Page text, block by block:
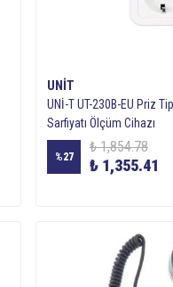
UNIT
UNİ-T UT-230B-EU Priz
Sarfiyatı Ölçüm Cihazı
%27
₺ 1,854.78
₺ 1,355.41